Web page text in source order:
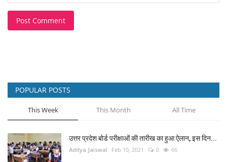
Post Comment
POPULAR POSTS
This Week This Month All Time
उत्तर प्रदेश बोर्ड परीक्षाओं की तारीख का हुआ ऐलान, इस दिन...
Aditya Jaiswal Feb 10, 2021 0 66